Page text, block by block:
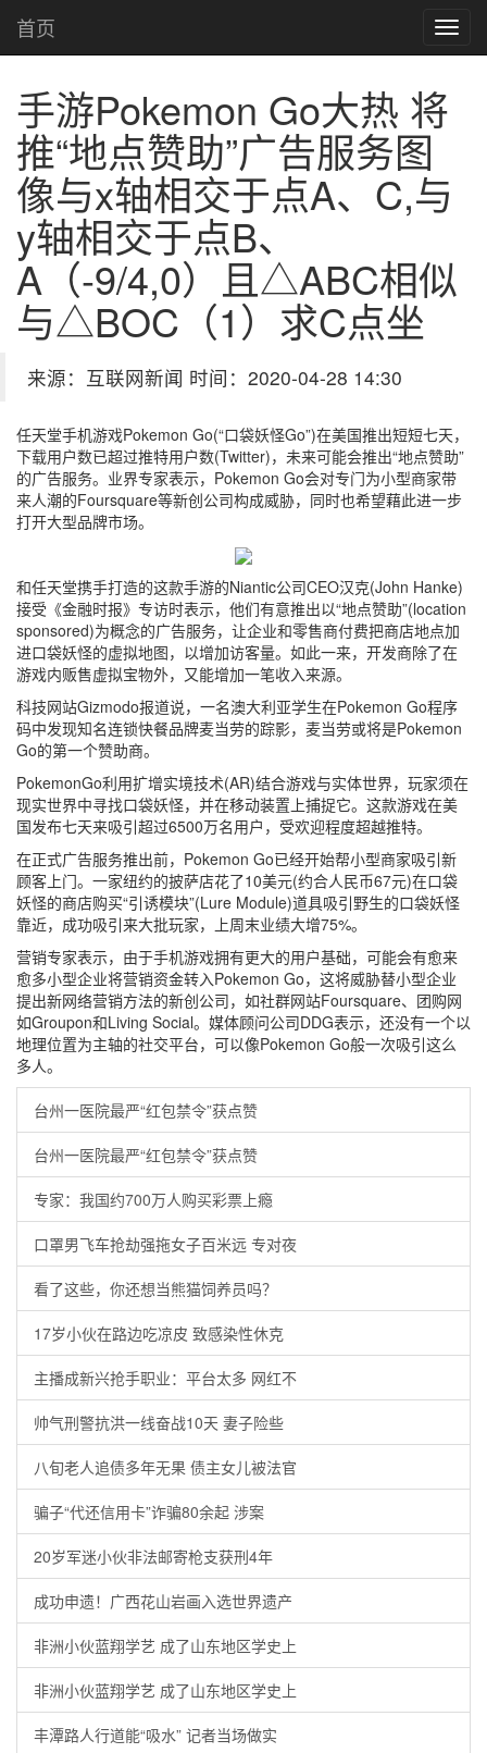
首页
手游Pokemon Go大热 将
推“地点赞助”广告服务图
像与x轴相交于点A、C,与
y轴相交于点B、
A（-9/4,0）且△ABC相似
与△BOC（1）求C点坐
来源：互联网新闻 时间：2020-04-28 14:30
任天堂手机游戏Pokemon Go(“口袋妖怪Go”)在美国推出短短七天，
下载用户数已超过推特用户数(Twitter)，未来可能会推出“地点赞助”
的广告服务。业界专家表示，Pokemon Go会对专门为小型商家带
来人潮的Foursquare等新创公司构成威胁，同时也希望藉此进一步
打开大型品牌市场。
和任天堂携手打造的这款手游的Niantic公司CEO汉克(John Hanke)
接受《金融时报》专访时表示，他们有意推出以“地点赞助”(location
sponsored)为概念的广告服务，让企业和零售商付费把商店地点加
进口袋妖怪的虚拟地图，以增加访客量。如此一来，开发商除了在
游戏内贩售虚拟宝物外，又能增加一笔收入来源。
科技网站Gizmodo报道说，一名澳大利亚学生在Pokemon Go程序
码中发现知名连锁快餐品牌麦当劳的踪影，麦当劳或将是Pokemon
Go的第一个赞助商。
PokemonGo利用扩增实境技术(AR)结合游戏与实体世界，玩家须在
现实世界中寻找口袋妖怪，并在移动装置上捕捉它。这款游戏在美
国发布七天来吸引超过6500万名用户，受欢迎程度超越推特。
在正式广告服务推出前，Pokemon Go已经开始帮小型商家吸引新
顾客上门。一家纽约的披萨店花了10美元(约合人民币67元)在口袋
妖怪的商店购买“引诱模块”(Lure Module)道具吸引野生的口袋妖怪
靠近，成功吸引来大批玩家，上周末业绩大增75%。
营销专家表示，由于手机游戏拥有更大的用户基础，可能会有愈来
愈多小型企业将营销资金转入Pokemon Go，这将威胁替小型企业
提出新网络营销方法的新创公司，如社群网站Foursquare、团购网
如Groupon和Living Social。媒体顾问公司DDG表示，还没有一个以
地理位置为主轴的社交平台，可以像Pokemon Go般一次吸引这么
多人。
台州一医院最严“红包禁令”获点赞
台州一医院最严“红包禁令”获点赞
专家：我国约700万人购买彩票上瘾
口罩男飞车抢劫强拖女子百米远 专对夜
看了这些，你还想当熊猫饲养员吗？
17岁小伙在路边吃凉皮 致感染性休克
主播成新兴抢手职业：平台太多 网红不
帅气刑警抗洪一线奋战10天 妻子险些
八旬老人追债多年无果 债主女儿被法官
骗子“代还信用卡”诈骗80余起 涉案
20岁军迷小伙非法邮寄枪支获刑4年
成功申遗！广西花山岩画入选世界遗产
非洲小伙蓝翔学艺 成了山东地区学史上
非洲小伙蓝翔学艺 成了山东地区学史上
丰潭路人行道能“吸水” 记者当场做实